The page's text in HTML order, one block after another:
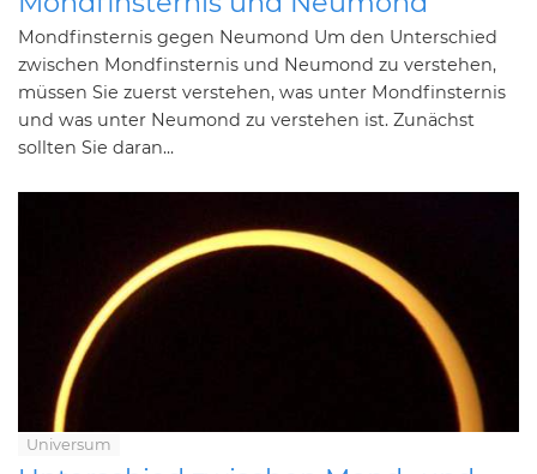
Mondfinsternis gegen Neumond Um den Unterschied
zwischen Mondfinsternis und Neumond zu verstehen,
müssen Sie zuerst verstehen, was unter Mondfinsternis
und was unter Neumond zu verstehen ist. Zunächst
sollten Sie daran...
Universum